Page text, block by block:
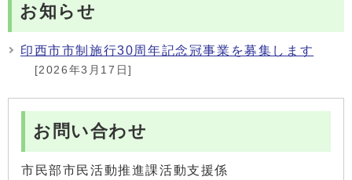
お知らせ
印西市市制施行30周年記念冠事業を募集します
[2026年3月17日]
お問い合わせ
市民部市民活動推進課活動支援係